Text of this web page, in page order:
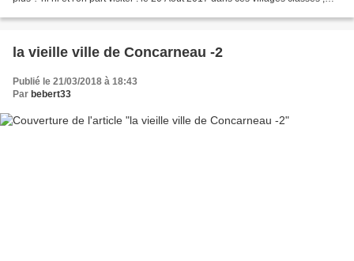
la vieille ville de Concarneau -2
Publié le 21/03/2018 à 18:43
Par bebert33